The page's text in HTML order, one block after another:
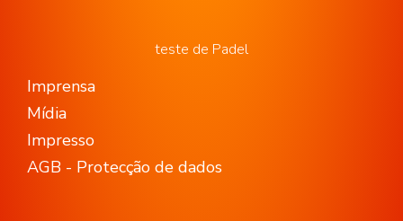
teste de Padel
Imprensa
Mídia
Impresso
AGB - Protecção de dados